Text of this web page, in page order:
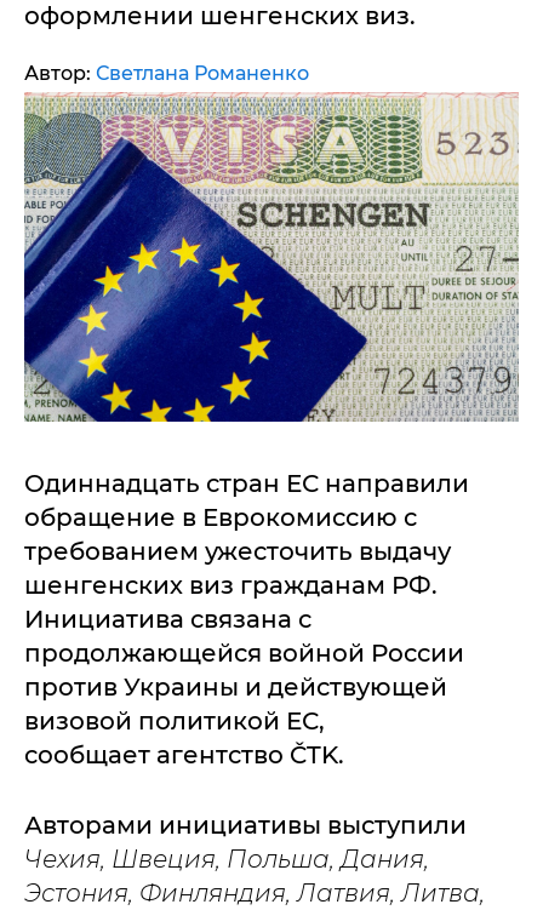
оформлении шенгенских виз.
Автор: Светлана Романенко
Одиннадцать стран ЕС направили
обращение в Еврокомиссию с
требованием ужесточить выдачу
шенгенских виз гражданам РФ.
Инициатива связана с
продолжающейся войной России
против Украины и действующей
визовой политикой ЕС,
сообщает агентство ČTK.
Авторами инициативы выступили
Чехия, Швеция, Польша, Дания,
Эстония, Финляндия, Латвия, Литва,